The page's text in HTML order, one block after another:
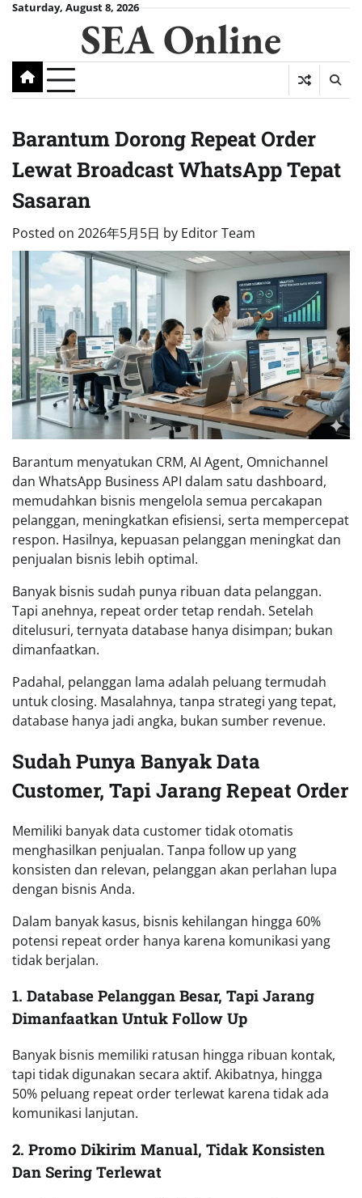
SkipSaturday, August 8, 2026
SEA Online
Barantum Dorong Repeat Order
Lewat Broadcast WhatsApp Tepat
Sasaran
Posted on 2026年5月5日 by Editor Team
Barantum menyatukan CRM, AI Agent, Omnichannel
dan WhatsApp Business API dalam satu dashboard,
memudahkan bisnis mengelola semua percakapan
pelanggan, meningkatkan efisiensi, serta mempercepat
respon. Hasilnya, kepuasan pelanggan meningkat dan
penjualan bisnis lebih optimal.
Banyak bisnis sudah punya ribuan data pelanggan.
Tapi anehnya, repeat order tetap rendah. Setelah
ditelusuri, ternyata database hanya disimpan; bukan
dimanfaatkan.
Padahal, pelanggan lama adalah peluang termudah
untuk closing. Masalahnya, tanpa strategi yang tepat,
database hanya jadi angka, bukan sumber revenue.
Sudah Punya Banyak Data
Customer, Tapi Jarang Repeat Order
Memiliki banyak data customer tidak otomatis
menghasilkan penjualan. Tanpa follow up yang
konsisten dan relevan, pelanggan akan perlahan lupa
dengan bisnis Anda.
Dalam banyak kasus, bisnis kehilangan hingga 60%
potensi repeat order hanya karena komunikasi yang
tidak berjalan.
1. Database Pelanggan Besar, Tapi Jarang
Dimanfaatkan Untuk Follow Up
Banyak bisnis memiliki ratusan hingga ribuan kontak,
tapi tidak digunakan secara aktif. Akibatnya, hingga
50% peluang repeat order terlewat karena tidak ada
komunikasi lanjutan.
2. Promo Dikirim Manual, Tidak Konsisten
Dan Sering Terlewat